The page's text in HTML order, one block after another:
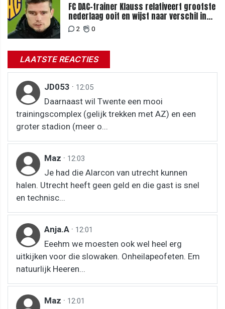
FC DAC-trainer Klauss relativeert grootste
nederlaag ooit en wijst naar verschil in
selectiewaarden
2 0
LAATSTE REACTIES
JD053 · 12:05
Daarnaast wil Twente een mooi
trainingscomplex (gelijk trekken met AZ) en een
groter stadion (meer o...
Maz · 12:03
Je had die Alarcon van utrecht kunnen
halen. Utrecht heeft geen geld en die gast is snel
en technisc...
Anja.A · 12:01
Eeehm we moesten ook wel heel erg
uitkijken voor die slowaken. Onheilapeofeten. Em
natuurlijk Heeren...
Maz · 12:01